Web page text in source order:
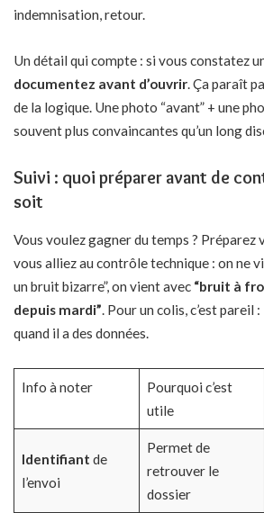
indemnisation, retour.
Un détail qui compte : si vous constatez
documentez avant d’ouvrir. Ça paraît
de la logique. Une photo “avant” + une
souvent plus convaincantes qu’un long
Suivi : quoi préparer avant de
soit
Vous voulez gagner du temps ? Préparez
vous alliez au contrôle technique : on ne
un bruit bizarre”, on vient avec “bruit à
depuis mardi”. Pour un colis, c’est pareil
quand il a des données.
Info à noter
Pourquoi c’est
utile
Identifiant de
l’envoi
Permet de
retrouver le
dossier